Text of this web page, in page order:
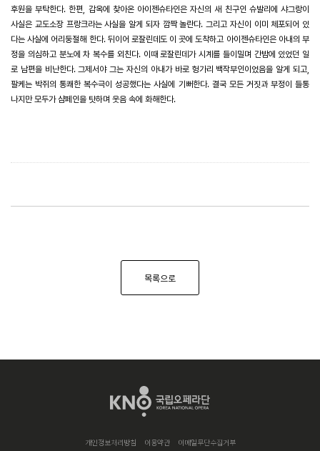
후원을 부탁한다. 한편, 감옥에 찾아온 아이젠슈타인은 자신의 새 친구인 슈발리에 샤그랑이
사실은 교도소장 프랑크라는 사실을 알게 되자 깜짝 놀란다. 그리고 자신이 이미 체포되어 있
다는 사실에 어리둥절해 한다. 뒤이어 로잘린데도 이 곳에 도착하고 아이젠슈타인은 아내의 부
정을 의심하고 분노에 차 복수를 외친다. 이때 로잘린데가 시계를 들이밀며 간밤에 있었던 일
로 남편을 비난한다. 그제서야 그는 자신의 아내가 바로 헝가리 백작부인이었음을 알게 되고,
팔케는 박쥐의 통쾌한 복수극이 성공했다는 사실에 기뻐한다. 결국 모든 거짓과 부정이 들통
나지만 모두가 샴페인을 탓하며 웃음 속에 화해한다.​
목록으로
개인정보처리방침 이용약관 이메일무단수집거부